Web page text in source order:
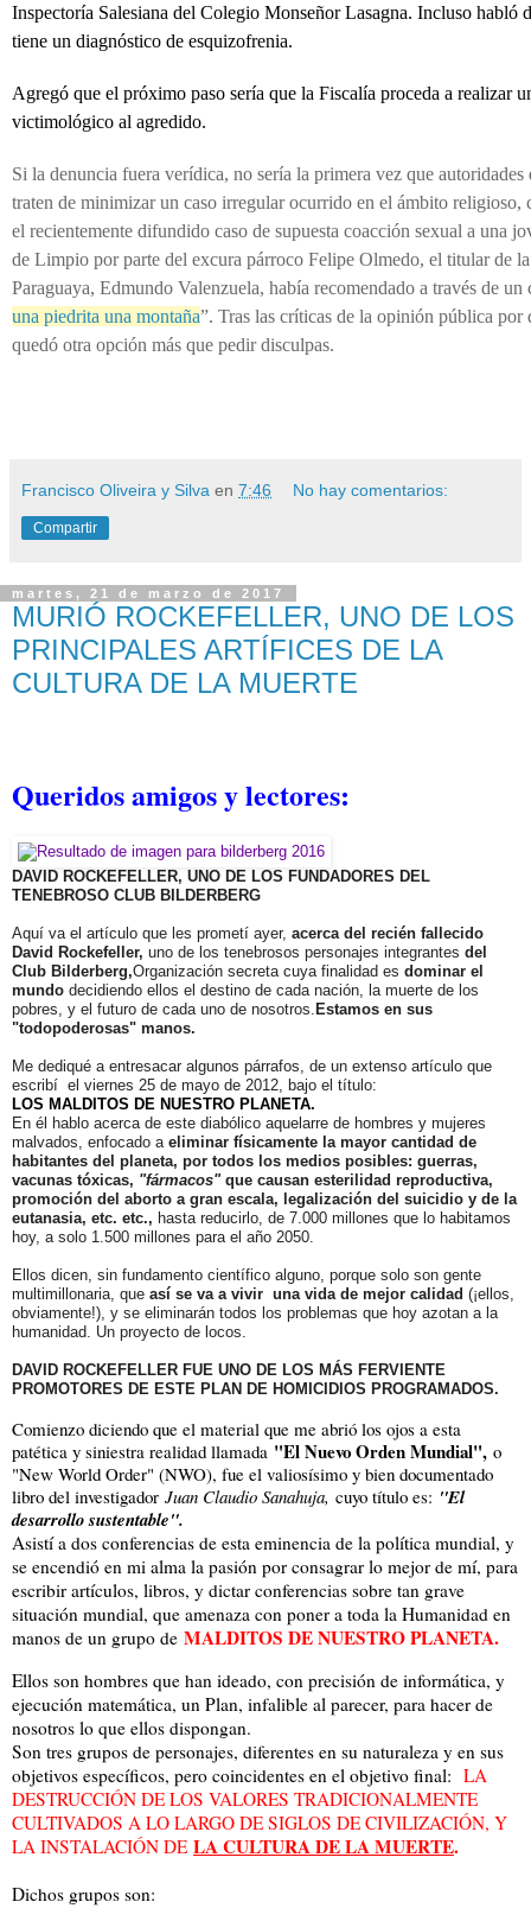
Inspectoría Salesiana del Colegio Monseñor Lasagna. Incluso habló
tiene un diagnóstico de esquizofrenia.
Agregó que el próximo paso sería que la Fiscalía proceda a realizar
victimológico al agredido.
Si la denuncia fuera verídica, no sería la primera vez que
traten de minimizar un caso irregular ocurrido en el ámbito religioso,
el recientemente difundido caso de supuesta coacción sexual a una
de Limpio por parte del excura párroco Felipe Olmedo, el titular de
Paraguaya, Edmundo Valenzuela, había recomendado a través de un
una piedrita una montaña”. Tras las críticas de la opinión pública por
quedó otra opción más que pedir disculpas.
Francisco Oliveira y Silva en 7:46 No hay comentarios:
Compartir
martes, 21 de marzo de 2017
MURIÓ ROCKEFELLER, UNO DE LOS
PRINCIPALES ARTÍFICES DE LA
CULTURA DE LA MUERTE
Queridos amigos y lectores:
DAVID ROCKEFELLER, UNO DE LOS FUNDADORES DEL
TENEBROSO CLUB BILDERBERG
Aquí va el artículo que les prometí ayer, acerca del recién fallecido
David Rockefeller, uno de los tenebrosos personajes integrantes del
Club Bilderberg,Organización secreta cuya finalidad es dominar el
mundo decidiendo ellos el destino de cada nación, la muerte de los
pobres, y el futuro de cada uno de nosotros. Estamos en sus
"todopoderosas" manos.
Me dediqué a entresacar algunos párrafos, de un extenso artículo que
escribí el viernes 25 de mayo de 2012, bajo el título:
LOS MALDITOS DE NUESTRO PLANETA.
En él hablo acerca de este diabólico aquelarre de hombres y mujeres
malvados, enfocado a eliminar físicamente la mayor cantidad de
habitantes del planeta, por todos los medios posibles: guerras,
vacunas tóxicas, "fármacos"que causan esterilidad reproductiva,
promoción del aborto a gran escala, legalización del suicidio y de la
eutanasia, etc. etc., hasta reducirlo, de 7.000 millones que lo habitamos
hoy, a solo 1.500 millones para el año 2050.
Ellos dicen, sin fundamento científico alguno, porque solo son gente
multimillonaria, que así se va a vivir una vida de mejor calidad (¡ellos,
obviamente!), y se eliminarán todos los problemas que hoy azotan a la
humanidad. Un proyecto de locos.
DAVID ROCKEFELLER FUE UNO DE LOS MÁS FERVIENTE
PROMOTORES DE ESTE PLAN DE HOMICIDIOS PROGRAMADOS.
Comienzo diciendo que el material que me abrió los ojos a esta
patética y siniestra realidad llamada "El Nuevo Orden Mundial", o
"New World Order" (NWO), fue el valiosísimo y bien documentado
libro del investigador Juan Claudio Sanahuja, cuyo título es: "El
desarrollo sustentable".
Asistí a dos conferencias de esta eminencia de la política mundial, y
se encendió en mi alma la pasión por consagrar lo mejor de mí, para
escribir artículos, libros, y dictar conferencias sobre tan grave
situación mundial, que amenaza con poner a toda la Humanidad en
manos de un grupo de MALDITOS DE NUESTRO PLANETA.
Ellos son hombres que han ideado, con precisión de informática, y
ejecución matemática, un Plan, infalible al parecer, para hacer de
nosotros lo que ellos dispongan.
Son tres grupos de personajes, diferentes en su naturaleza y en sus
objetivos específicos, pero coincidentes en el objetivo final: LA
DESTRUCCIÓN DE LOS VALORES TRADICIONALMENTE
CULTIVADOS A LO LARGO DE SIGLOS DE CIVILIZACIÓN, Y
LA INSTALACIÓN DE LA CULTURA DE LA MUERTE.
Dichos grupos son: